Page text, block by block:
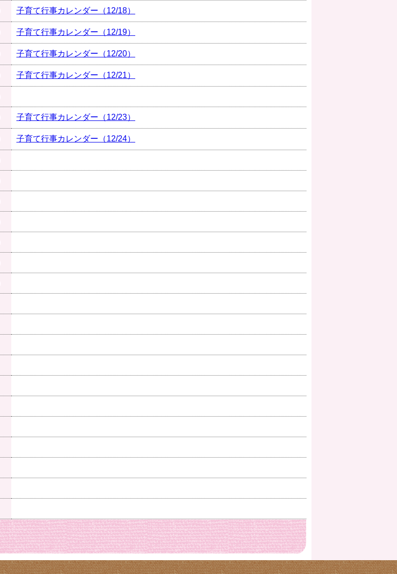
子育て行事カレンダー（12/18）
子育て行事カレンダー（12/19）
子育て行事カレンダー（12/20）
子育て行事カレンダー（12/21）
子育て行事カレンダー（12/23）
子育て行事カレンダー（12/24）